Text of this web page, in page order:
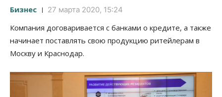
Бизнес 27 марта 2020, 15:24
Компания договаривается с банками о кредите, а также
начинает поставлять свою продукцию ритейлерам в
Москву и Краснодар.